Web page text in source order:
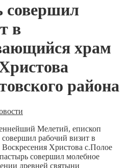
совершил
в
храм
района
Мелетий, епископ
рабочий визит в
Христова с.Полое
совершил молебное
древней святыни